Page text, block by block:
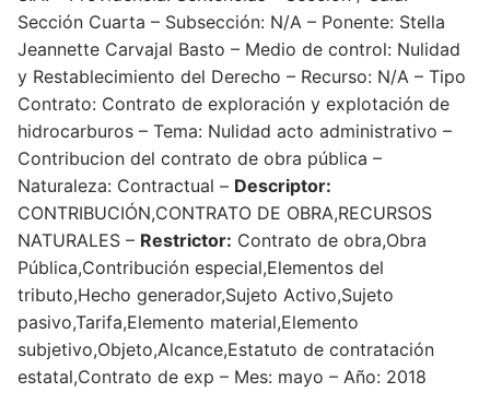
Sección Cuarta – Subsección: N/A – Ponente: Stella
Jeannette Carvajal Basto – Medio de control: Nulidad
y Restablecimiento del Derecho – Recurso: N/A – Tipo
Contrato: Contrato de exploración y explotación de
hidrocarburos – Tema: Nulidad acto administrativo –
Contribucion del contrato de obra pública –
Naturaleza: Contractual – Descriptor:
CONTRIBUCIÓN,CONTRATO DE OBRA,RECURSOS
NATURALES – Restrictor: Contrato de obra,Obra
Pública,Contribución especial,Elementos del
tributo,Hecho generador,Sujeto Activo,Sujeto
pasivo,Tarifa,Elemento material,Elemento
subjetivo,Objeto,Alcance,Estatuto de contratación
estatal,Contrato de exp – Mes: mayo – Año: 2018